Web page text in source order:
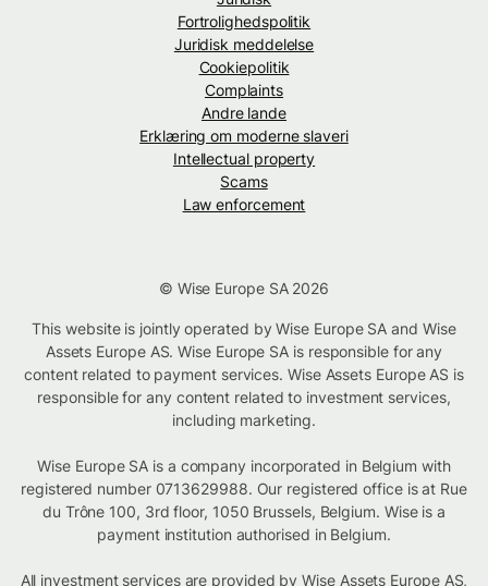
Fortrolighedspolitik
Juridisk meddelelse
Cookiepolitik
Complaints
Andre lande
Erklæring om moderne slaveri
Intellectual property
Scams
Law enforcement
© Wise Europe SA 2026
This website is jointly operated by Wise Europe SA and Wise
Assets Europe AS. Wise Europe SA is responsible for any
content related to payment services. Wise Assets Europe AS is
responsible for any content related to investment services,
including marketing.
Wise Europe SA is a company incorporated in Belgium with
registered number 0713629988. Our registered office is at Rue
du Trône 100, 3rd floor, 1050 Brussels, Belgium. Wise is a
payment institution authorised in Belgium.
All investment services are provided by Wise Assets Europe AS,